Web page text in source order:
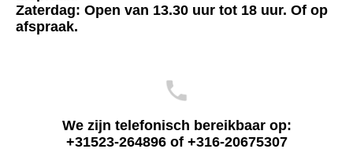
Zaterdag: Open van 13.30 uur tot 18 uur. Of op
afspraak.
We zijn telefonisch bereikbaar op:
+31523-264896 of +316-20675307